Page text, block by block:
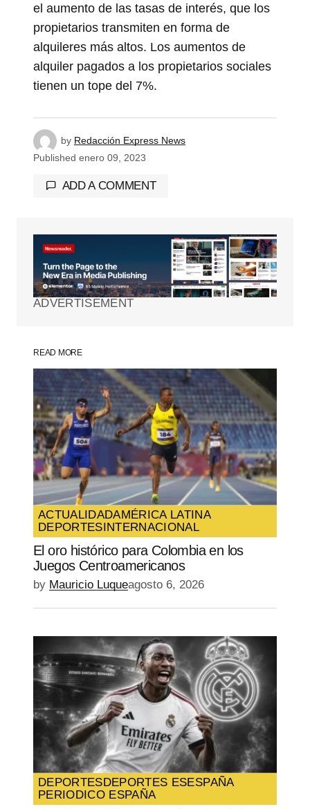
el aumento de las tasas de interés, que los
propietarios transmiten en forma de
alquileres más altos. Los aumentos de
alquiler pagados a los propietarios sociales
tienen un tope del 7%.
by Redacción Express News
Published enero 09, 2023
ADD A COMMENT
Tu dirección de correo electrónico no será
Los campos obligatorios están
marcados con*
Your Name*
Your E-mail*
Guarda mi nombre, correo electrónico y
web en este navegador para la próxima
vez que comente.
SUBMIT COMMENT
ADVERTISEMENT
READ MORE
ACTUALIDADAMÉRICA LATINA
DEPORTESINTERNACIONAL
El oro histórico para Colombia en los
Juegos Centroamericanos
by Mauricio Luqueagosto 6, 2026
DEPORTESDEPORTES ESESPAÑA
PERIODICO ESPAÑA